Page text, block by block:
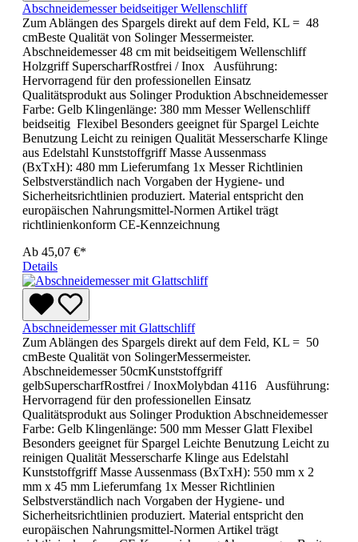
Abschneidemesser beidseitiger Wellenschliff
Zum Ablängen des Spargels direkt auf dem Feld, KL = 48
cmBeste Qualität von Solinger Messermeister.
Abschneidemesser 48 cm mit beidseitigem Wellenschliff
Holzgriff SuperscharfRostfrei / Inox Ausführung:
Hervorragend für den professionellen Einsatz
Qualitätsprodukt aus Solinger Produktion Abschneidemesser
Farbe: Gelb Klingenlänge: 380 mm Messer Wellenschliff
beidseitig Flexibel Besonders geeignet für Spargel Leichte
Benutzung Leicht zu reinigen Qualität Messerscharfe Klinge
aus Edelstahl Kunststoffgriff Masse Aussenmass
(BxTxH): 480 mm Lieferumfang 1x Messer Richtlinien
Selbstverständlich nach Vorgaben der Hygiene- und
Sicherheitsrichtlinien produziert. Material entspricht den
europäischen Nahrungsmittel-Normen Artikel trägt
richtlinienkonform CE-Kennzeichnung
Ab 45,07 €*
Details
Abschneidemesser mit Glattschliff
Zum Ablängen des Spargels direkt auf dem Feld, KL = 50
cmBeste Qualität von SolingerMessermeister.
Abschneidemesser 50cmKunststoffgriff
gelbSuperscharfRostfrei / InoxMolybdan 4116 Ausführung:
Hervorragend für den professionellen Einsatz
Qualitätsprodukt aus Solinger Produktion Abschneidemesser
Farbe: Gelb Klingenlänge: 500 mm Messer Glatt Flexibel
Besonders geeignet für Spargel Leichte Benutzung Leicht zu
reinigen Qualität Messerscharfe Klinge aus Edelstahl
Kunststoffgriff Masse Aussenmass (BxTxH): 550 mm x 2
mm x 45 mm Lieferumfang 1x Messer Richtlinien
Selbstverständlich nach Vorgaben der Hygiene- und
Sicherheitsrichtlinien produziert. Material entspricht den
europäischen Nahrungsmittel-Normen Artikel trägt